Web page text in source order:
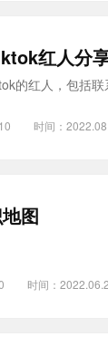
红人分
的红人，包括联
时间：
图
时间：